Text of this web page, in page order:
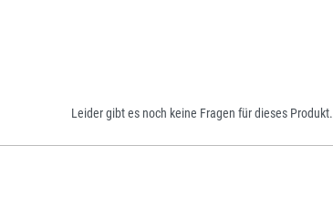
Leider gibt es noch keine Fragen für dieses Produkt.